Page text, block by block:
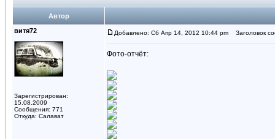
Автор
витя72
Зарегистрирован:
15.08.2009
Сообщения: 771
Откуда: Салават
Добавлено: Сб Апр 14, 2012 10:44 pm Заголовок
Фото-отчёт: